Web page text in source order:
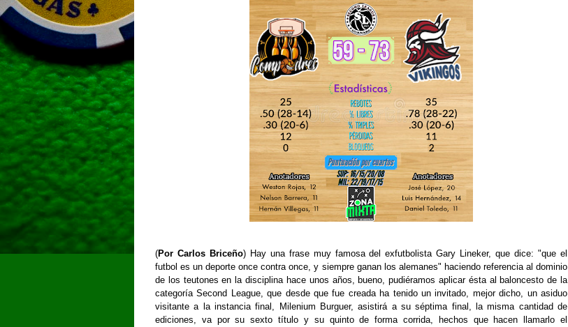
(Por Carlos Briceño) Hay una frase muy famosa del exfutbolista Gary Lineker, que dice: "que el
futbol es un deporte once contra once, y siempre ganan los alemanes" haciendo referencia al dominio
de los teutones en la disciplina hace unos años, bueno, pudiéramos aplicar ésta al baloncesto de la
categoría Second League, que desde que fue creada ha tenido un invitado, mejor dicho, un asiduo
visitante a la instancia final, Milenium Burguer, asistirá a su séptima final, la misma cantidad de
ediciones, va por su sexto título y su quinto de forma corrida, hechos que hacen llamarlo el